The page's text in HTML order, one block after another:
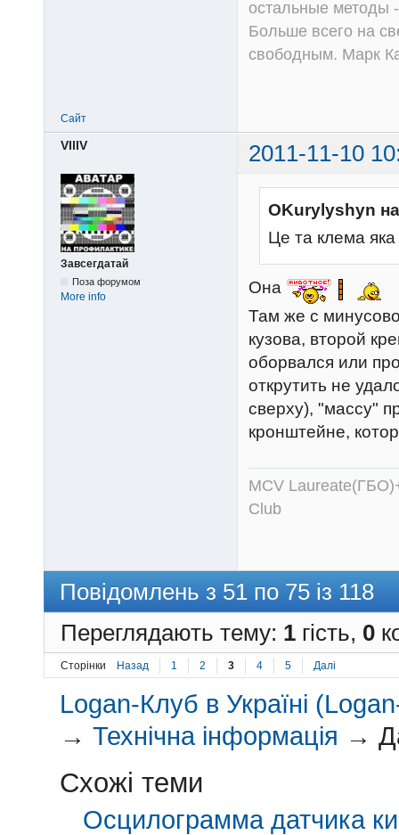
остальные методы
Больше всего на
свободным. Марк
Сайт
VlllV 2011-11-10
Завсегдатай
Поза форумом
More info
OKurylyshyn
Це та клема яка
Она
Там же с
кузова, второй
оборвался или
открутить не
сверху), "массу"
кронштейне,
MCV
Club
Повідомлень з 51 по 75 із 118
Переглядають тему: 1 гість, 0
Сторінки Назад 1 2 3 4 5 Далі
Logan-Клуб в Україні
→Технічна інформація →
Схожі теми
Осцилограмма датчика